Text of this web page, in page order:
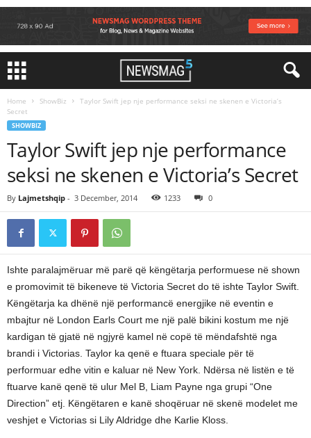
Home ShowBiz
Taylor Swift jep nje performance seksi ne skenen e Victoria’s
Secret
SHOWBIZ
Taylor Swift jep nje performance
seksi ne skenen e Victoria’s Secret
By Lajmetshqip - 3 December, 2014 1233 0
Ishte paralajmëruar më parë që këngëtarja performuese në shown
e promovimit të bikeneve të Victoria Secret do të ishte Taylor Swift.
Këngëtarja ka dhënë një performancë energjike në eventin e
mbajtur në London Earls Court me një palë bikini kostum me një
kardigan të gjatë në ngjyrë kamel në copë të mëndafshtë nga
brandi i Victorias. Taylor ka qenë e ftuara speciale për të
performuar edhe vitin e kaluar në New York. Ndërsa në listën e të
ftuarve kanë qenë të ulur Mel B, Liam Payne nga grupi “One
Direction” etj. Këngëtaren e kanë shoqëruar në skenë modelet me
veshjet e Victorias si Lily Aldridge dhe Karlie Kloss.